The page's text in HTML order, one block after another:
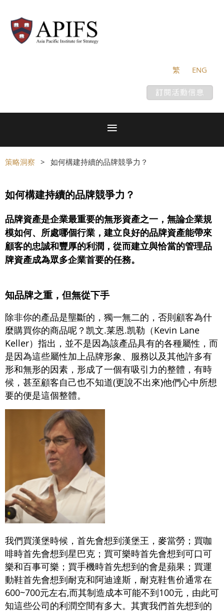
繁 ENG
策略洞察 如何構建持續的品牌競爭力？
如何構建持續的品牌競爭力？
品牌資產是企業最重要的無形資產之一，無論企業規
模如何、所處哪個行業，建立良好的品牌資產能帶來
顧客的忠誠和豐厚的利潤，從而建立與恰當的管理品
牌資產成為眾多企業首要的任務。
知品牌之重，但無從下手
除非你的產品是壟斷的，獨一無二的，否則顧客為什
麼購買你的商品呢？凯文.莱恩.凯勒（Kevin Lane
Keller）指出，並不是因為該產品具有的各種屬性，而
是因為這些屬性加上品牌形象、服務以及其他許多有
形和無形的因素，形成了一個有吸引力的整體，有時
候，甚至顧客自己也不知道(更說不出來)他們心中所想
要的便是這個整體。
我們買漢堡時候，首先會想到漢堡王，麥當勞；買咖
啡時首先會想到星巴克；買可樂時首先會想到可口可
樂和百事可樂；買手機時首先想到的會是蘋果；買運
動鞋首先會想到耐克和阿迪達斯，耐克鞋售价通常在
600~700元左右,而其制造成本可能不到100元，由此可
知這些公司的利潤空間有多大。其實我們首先想到的